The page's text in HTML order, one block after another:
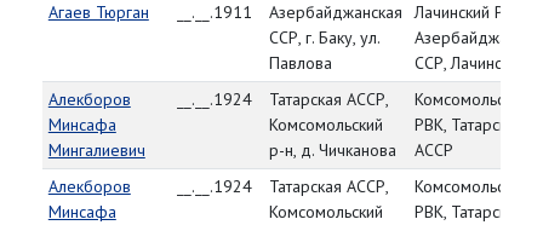
Агаев Тюрган
__.__.1911
Азербайджанская
ССР, г. Баку, ул.
Павлова
Лачинский РВК,
ССР, Лачинский
Алекборов
Минсафа
Мингалиевич
__.__.1924
Татарская АССР,
Комсомольский
р-н, д. Чичканова
Комсомольский
РВК, Татарская
АССР
Алекборов
Минсафа
__.__.1924
Татарская АССР,
Комсомольский
Комсомольский
РВК, Татарская